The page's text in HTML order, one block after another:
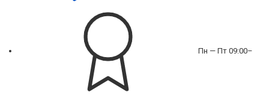
Пн — Пт 09:00–